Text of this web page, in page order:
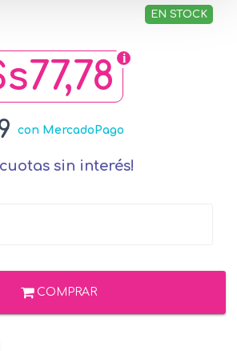
EN STOCK
con MercadoPago
cuotas sin interés!
COMPRAR